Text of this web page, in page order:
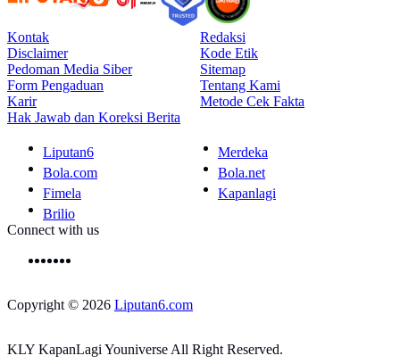
Kontak
Redaksi
Disclaimer
Kode Etik
Pedoman Media Siber
Sitemap
Form Pengaduan
Tentang Kami
Karir
Metode Cek Fakta
Hak Jawab dan Koreksi Berita
Liputan6
Merdeka
Bola.com
Bola.net
Fimela
Kapanlagi
Brilio
Connect with us
Copyright © 2026 Liputan6.com
KLY KapanLagi Youniverse All Right Reserved.